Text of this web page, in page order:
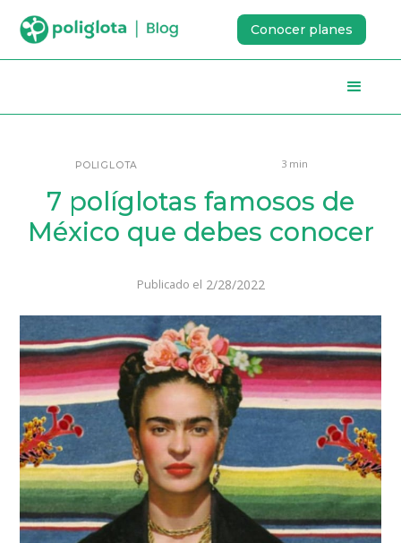
Conocer planes
POLIGLOTA 3 min
7 políglotas famosos de
México que debes conocer
Publicado el 2/28/2022